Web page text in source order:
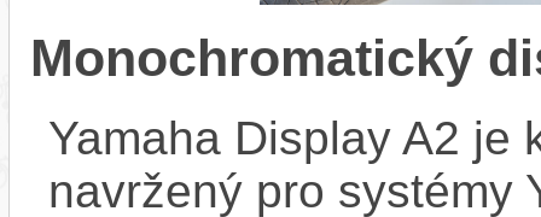
Monochromatický
Yamaha Display A2 je
navržený pro systémy